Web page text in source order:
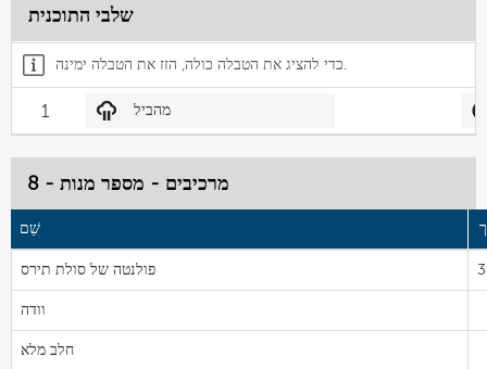
שלבי התוכנית
כדי להציג את הטבלה כולה, הזז את הטבלה ימינה.
1 מהביל
מרכיבים - מספר מנות - 8
שֵׁם
פולנטה של סולת תירס
וודה
חלב מלא